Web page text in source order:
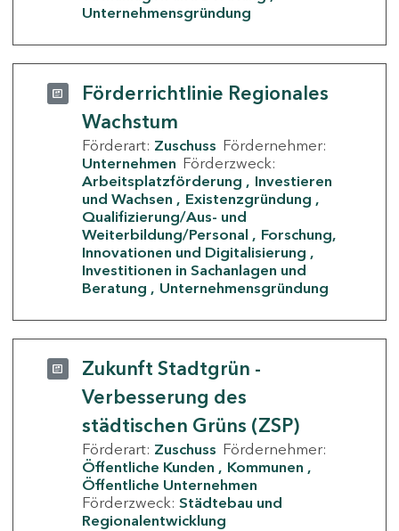
Unternehmensgründung
Förderrichtlinie Regionales
Wachstum
Förderart: Zuschuss Fördernehmer:
Unternehmen Förderzweck:
Arbeitsplatzförderung
Investieren
und Wachsen
Existenzgründung
Qualifizierung/Aus- und
Weiterbildung/Personal
Forschung,
Innovationen und Digitalisierung
Investitionen in Sachanlagen und
Beratung
Unternehmensgründung
Zukunft Stadtgrün -
Verbesserung des
städtischen Grüns (ZSP)
Förderart: Zuschuss Fördernehmer:
Öffentliche Kunden
Kommunen
Öffentliche Unternehmen
Förderzweck: Städtebau und
Regionalentwicklung